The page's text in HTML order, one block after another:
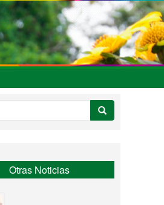
Otras Noticias